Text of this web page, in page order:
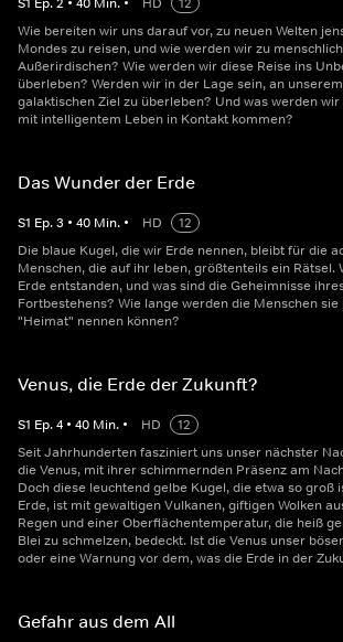
Wie bereiten wir uns darauf vor, zu neuen Welten
Mondes zu reisen, und wie werden wir zu
Außerirdischen? Wie werden wir diese Reise ins
überleben? Werden wir in der Lage sein, an
galaktischen Ziel zu überleben? Und was werden
mit intelligentem Leben in Kontakt kommen?
Das Wunder der Erde
S1 Ep.3 • 40 Min. • HD
12
Die blaue Kugel, die wir Erde nennen, bleibt für die
Menschen, die auf ihr leben, größtenteils ein Rätsel.
Erde entstanden, und was sind die Geheimnisse
Fortbestehens? Wie lange werden die Menschen sie
"Heimat" nennen können?
Venus, die Erde der Zukunft?
S1 Ep.4 • 40 Min. • HD
12
Seit Jahrhunderten fasziniert uns unser nächster
die Venus, mit ihrer schimmernden Präsenz am
Doch diese leuchtend gelbe Kugel, die etwa so groß
Erde, ist mit gewaltigen Vulkanen, giftigen Wolken
Regen und einer Oberflächentemperatur, die heiß
Blei zu schmelzen, bedeckt. Ist die Venus unser
oder eine Warnung vor dem, was die Erde in der
Gefahr aus dem All